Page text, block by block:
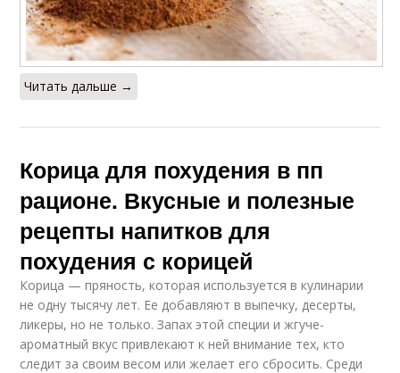
Читать дальше →
Корица для похудения в пп
рационе. Вкусные и полезные
рецепты напитков для
похудения с корицей
Корица — пряность, которая используется в кулинарии
не одну тысячу лет. Ее добавляют в выпечку, десерты,
ликеры, но не только. Запах этой специи и жгуче-
ароматный вкус привлекают к ней внимание тех, кто
следит за своим весом или желает его сбросить. Среди